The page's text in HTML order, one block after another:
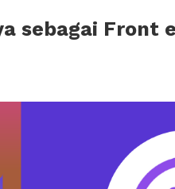
sebagai Front